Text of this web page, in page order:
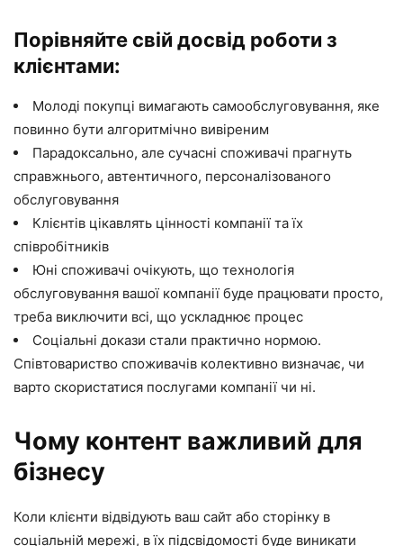
Порівняйте свій досвід роботи з
клієнтами:
Молоді покупці вимагають самообслуговування, яке
повинно бути алгоритмічно вивіреним
Парадоксально, але сучасні споживачі прагнуть
справжнього, автентичного, персоналізованого
обслуговування
Клієнтів цікавлять цінності компанії та їх
співробітників
Юні споживачі очікують, що технологія
обслуговування вашої компанії буде працювати просто,
треба виключити всі, що ускладнює процес
Соціальні докази стали практично нормою.
Співтовариство споживачів колективно визначає, чи
варто скористатися послугами компанії чи ні.
Чому контент важливий для
бізнесу
Коли клієнти відвідують ваш сайт або сторінку в
соціальній мережі, в їх підсвідомості буде виникати